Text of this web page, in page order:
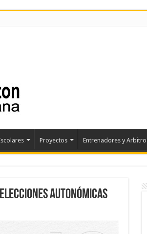
Proyectos Entrenadores y
AUTONÓMICAS